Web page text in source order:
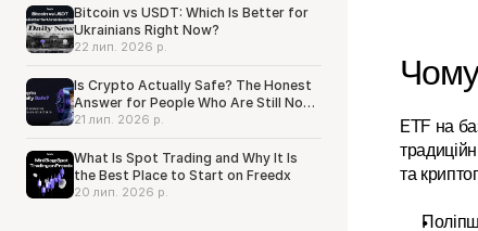
Bitcoin vs USDT: Which Is Better for
Ukrainians Right Now?
22 лип. 2026 р.
Is Crypto Actually Safe? The Honest
Answer for People Who Are Still Not
Sure
21 лип. 2026 р.
What Is Spot Trading and Why It Is
the Best Place to Start on Freedx
20 лип. 2026 р.
ETF на
та